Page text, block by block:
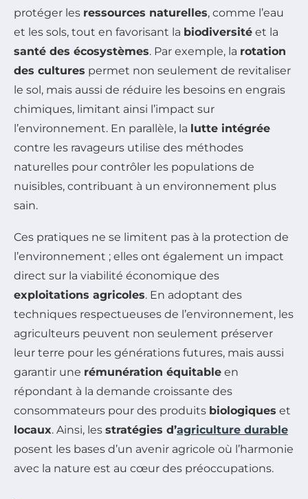
protéger les ressources naturelles, comme l’eau
et les sols, tout en favorisant la biodiversité et la
santé des écosystèmes. Par exemple, la rotation
des cultures permet non seulement de revitaliser
le sol, mais aussi de réduire les besoins en engrais
chimiques, limitant ainsi l’impact sur
l’environnement. En parallèle, la lutte intégrée
contre les ravageurs utilise des méthodes
naturelles pour contrôler les populations de
nuisibles, contribuant à un environnement plus
sain.
Ces pratiques ne se limitent pas à la protection de
l’environnement ; elles ont également un impact
direct sur la viabilité économique des
exploitations agricoles. En adoptant des
techniques respectueuses de l’environnement, les
agriculteurs peuvent non seulement préserver
leur terre pour les générations futures, mais aussi
garantir une rémunération équitable en
répondant à la demande croissante des
consommateurs pour des produits biologiques et
locaux. Ainsi, les stratégies d’agriculture durable
posent les bases d’un avenir agricole où l’harmonie
avec la nature est au cœur des préoccupations.